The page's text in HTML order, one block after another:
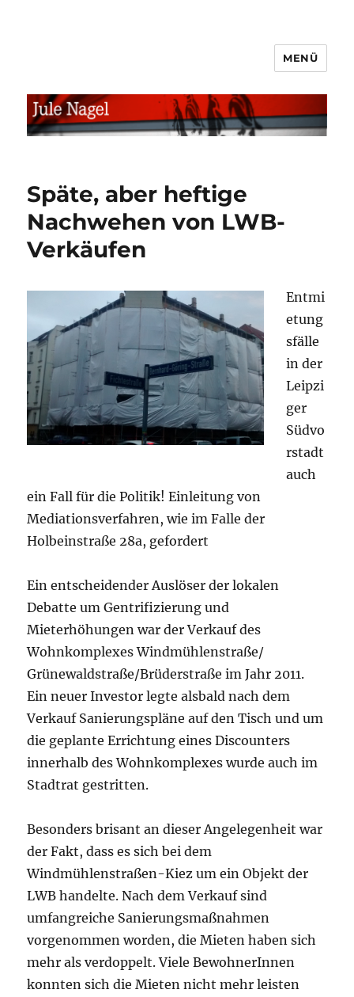
MENÜ
Späte, aber heftige
Nachwehen von LWB-
Verkäufen
Entmi
etung
sfälle
in der
Leipzi
ger
Südvo
rstadt
auch
ein Fall für die Politik! Einleitung von
Mediationsverfahren, wie im Falle der
Holbeinstraße 28a, gefordert
Ein entscheidender Auslöser der lokalen
Debatte um Gentrifizierung und
Mieterhöhungen war der Verkauf des
Wohnkomplexes Windmühlenstraße/
Grünewaldstraße/Brüderstraße im Jahr 2011.
Ein neuer Investor legte alsbald nach dem
Verkauf Sanierungspläne auf den Tisch und um
die geplante Errichtung eines Discounters
innerhalb des Wohnkomplexes wurde auch im
Stadtrat gestritten.
Besonders brisant an dieser Angelegenheit war
der Fakt, dass es sich bei dem
Windmühlenstraßen-Kiez um ein Objekt der
LWB handelte. Nach dem Verkauf sind
umfangreiche Sanierungsmaßnahmen
vorgenommen worden, die Mieten haben sich
mehr als verdoppelt. Viele BewohnerInnen
konnten sich die Mieten nicht mehr leisten